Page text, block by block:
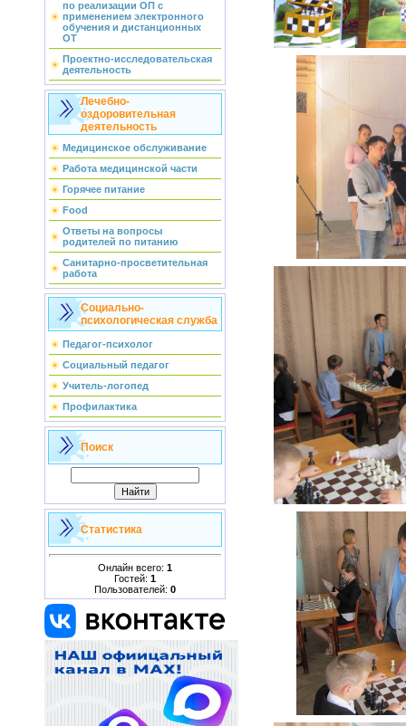
по реализации ОП с
применением электронного
обучения и дистанционных
ОТ
Проектно-исследовательская
деятельность
Лечебно-
оздоровительная
деятельность
Медицинское обслуживание
Работа медицинской части
Горячее питание
Food
Ответы на вопросы
родителей по питанию
Санитарно-просветительная
работа
Социально-
психологическая служба
Педагог-психолог
Социальный педагог
Учитель-логопед
Профилактика
Поиск
Статистика
Онлайн всего: 1
Гостей: 1
Пользователей: 0